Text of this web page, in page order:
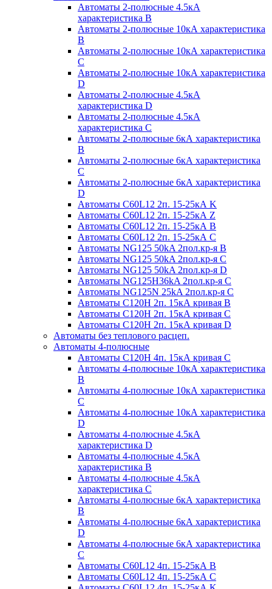
Автоматы 2-полюсные 4.5кА
характеристика В
Автоматы 2-полюсные 10кА характеристика
B
Автоматы 2-полюсные 10кА характеристика
C
Автоматы 2-полюсные 10кА характеристика
D
Автоматы 2-полюсные 4.5кА
характеристика D
Автоматы 2-полюсные 4.5кА
характеристика С
Автоматы 2-полюсные 6кА характеристика
B
Автоматы 2-полюсные 6кА характеристика
C
Автоматы 2-полюсные 6кА характеристика
D
Автоматы C60L12 2п. 15-25кА K
Автоматы C60L12 2п. 15-25кА Z
Автоматы C60L12 2п. 15-25кА B
Автоматы C60L12 2п. 15-25кА C
Автоматы NG125 50kA 2пол.кр-я B
Автоматы NG125 50kA 2пол.кр-я C
Автоматы NG125 50kA 2пол.кр-я D
Автоматы NG125H36kA 2пол.кр-я C
Автоматы NG125N 25kA 2пол.кр-я C
Автоматы С120H 2п. 15кА кривая B
Автоматы С120H 2п. 15кА кривая C
Автоматы С120H 2п. 15кА кривая D
Автоматы без теплового расцеп.
Автоматы 4-полюсные
Автоматы С120H 4п. 15кА кривая C
Автоматы 4-полюсные 10кА характеристика
B
Автоматы 4-полюсные 10кА характеристика
C
Автоматы 4-полюсные 10кА характеристика
D
Автоматы 4-полюсные 4.5кА
характеристика D
Автоматы 4-полюсные 4.5кА
характеристика В
Автоматы 4-полюсные 4.5кА
характеристика С
Автоматы 4-полюсные 6кА характеристика
B
Автоматы 4-полюсные 6кА характеристика
D
Автоматы 4-полюсные 6кА характеристика
С
Автоматы C60L12 4п. 15-25кА B
Автоматы C60L12 4п. 15-25кА C